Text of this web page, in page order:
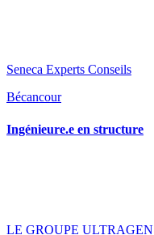
Seneca Experts Conseils
Bécancour
Ingénieure.e en structure
LE GROUPE